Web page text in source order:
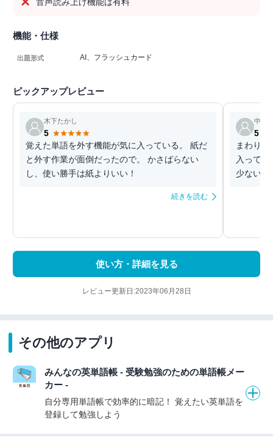
音声読み上げ機能は有料
機能・仕様
出題形式 AI、フラッシュカード
ピックアップレビュー
木下たかし
5
覚えた単語を外す機能が気に入っている。 紙だ
と外す作業が面倒だったので。 かさばらない
し、使い勝手は紙よりいい！
続きを読む
中野
5
まわり
入って
少ないの
使い方・詳細を見る
レビュー更新日:2023年06月28日
その他のアプリ
みんなの英単語帳 - 受験勉強のための単語帳メー
カー -
自分専用単語帳で効率的に暗記！ 覚えたい英単語を
登録して勉強しよう